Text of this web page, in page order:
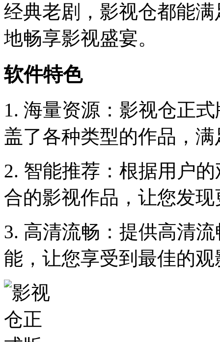
经典老剧，影视仓都能满
地畅享影视盛宴。
软件特色
1. 海量资源：影视仓正
盖了各种类型的作品，
2. 智能推荐：根据用户
合的影视作品，让您发
3. 高清流畅：提供高清
能，让您享受到最佳的